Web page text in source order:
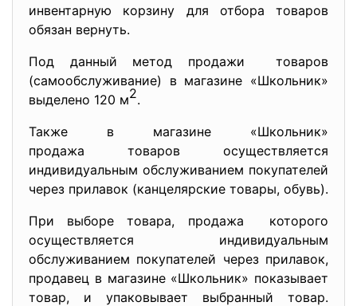
инвентарную корзину для отбора товаров
обязан вернуть.
Под данный метод продажи товаров
(самообслуживание) в магазине «Школьник»
выделено 120 м2.
Также в магазине «Школьник»
продажа товаров осуществляется
индивидуальным обслуживанием покупателей
через прилавок (канцелярские товары, обувь).
При выборе товара, продажа которого
осуществляется индивидуальным
обслуживанием покупателей через прилавок,
продавец в магазине «Школьник» показывает
товар, и упаковывает выбранный товар.